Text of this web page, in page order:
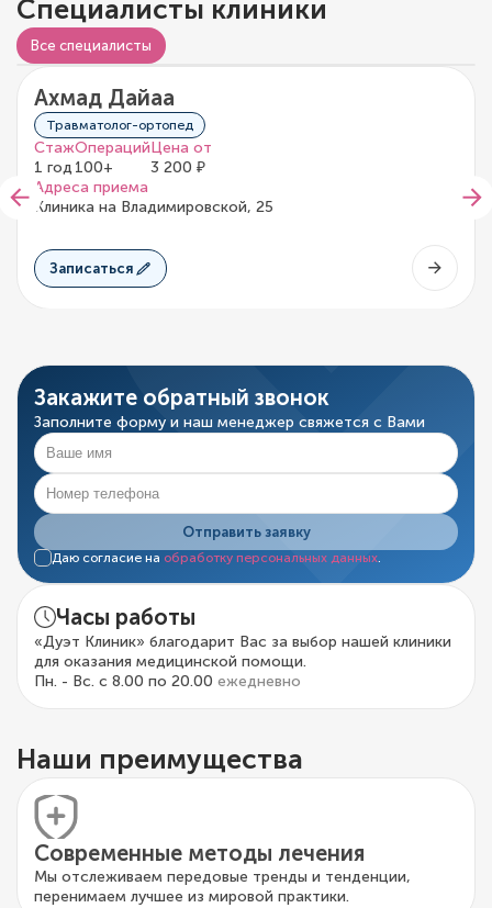
Специалисты клиники
Все специалисты
0/5
0 отзывов
Ахмад Дайаа
Травматолог-ортопед
Стаж
1 год
Операций
100+
Цена от
3 200 ₽
Адреса приема
Клиника на Владимировской, 25
Записаться
Закажите обратный звонок
Заполните форму и наш менеджер свяжется с Вами
Отправить заявку
Даю согласие на обработку персональных данных.
Часы работы
«Дуэт Клиник» благодарит Вас за выбор нашей клиники
для оказания медицинской помощи.
Пн. - Вс. с 8.00 по 20.00 ежедневно
Наши преимущества
Современные методы лечения
Мы отслеживаем передовые тренды и тенденции,
перенимаем лучшее из мировой практики.